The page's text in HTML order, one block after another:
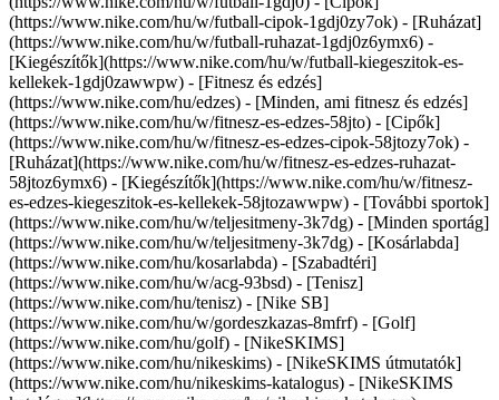
(https://www.nike.com/hu/w/futball-cipok-1gdj0zy7ok) - [Ruházat]
(https://www.nike.com/hu/w/futball-ruhazat-1gdj0z6ymx6) -
[Kiegészítők](https://www.nike.com/hu/w/futball-kiegeszitok-es-
kellekek-1gdj0zawwpw) - [Fitnesz és edzés]
(https://www.nike.com/hu/edzes) - [Minden, ami fitnesz és edzés]
(https://www.nike.com/hu/w/fitnesz-es-edzes-58jto) - [Cipők]
(https://www.nike.com/hu/w/fitnesz-es-edzes-cipok-58jtozy7ok) -
[Ruházat](https://www.nike.com/hu/w/fitnesz-es-edzes-ruhazat-
58jtoz6ymx6) - [Kiegészítők](https://www.nike.com/hu/w/fitnesz-
es-edzes-kiegeszitok-es-kellekek-58jtozawwpw) - [További sportok]
(https://www.nike.com/hu/w/teljesitmeny-3k7dg) - [Minden sportág]
(https://www.nike.com/hu/w/teljesitmeny-3k7dg) - [Kosárlabda]
(https://www.nike.com/hu/kosarlabda) - [Szabadtéri]
(https://www.nike.com/hu/w/acg-93bsd) - [Tenisz]
(https://www.nike.com/hu/tenisz) - [Nike SB]
(https://www.nike.com/hu/w/gordeszkazas-8mfrf) - [Golf]
(https://www.nike.com/hu/golf) - [NikeSKIMS]
(https://www.nike.com/hu/nikeskims) - [NikeSKIMS útmutatók]
(https://www.nike.com/hu/nikeskims-katalogus) - [NikeSKIMS